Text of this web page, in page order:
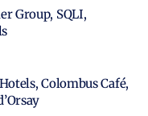
Group, SQLI,
Colombus Café,